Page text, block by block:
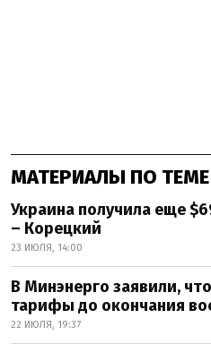
МАТЕРИАЛЫ ПО ТЕМЕ
Украина получила еще
– Корецкий
23 ИЮЛЯ, 14:00
В Минэнерго заявили,
тарифы до окончания
22 ИЮЛЯ, 19:37